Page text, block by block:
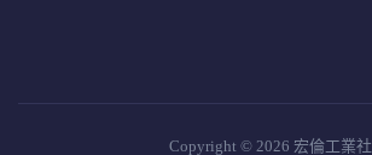
Copyright © 2026 宏倫工業社